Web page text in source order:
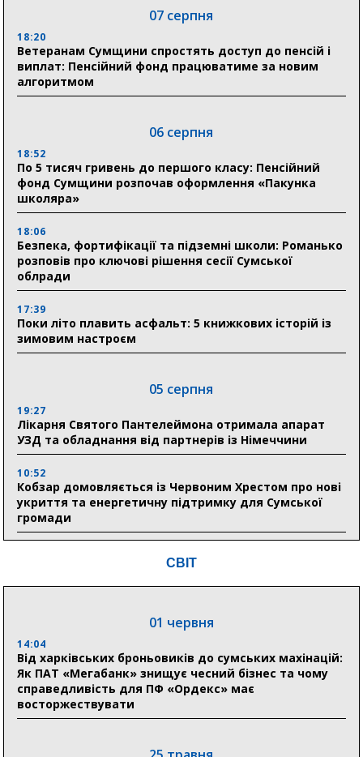
07 серпня
18:20
Ветеранам Сумщини спростять доступ до пенсій і
виплат: Пенсійний фонд працюватиме за новим
алгоритмом
06 серпня
18:52
По 5 тисяч гривень до першого класу: Пенсійний
фонд Сумщини розпочав оформлення «Пакунка
школяра»
18:06
Безпека, фортифікації та підземні школи: Романько
розповів про ключові рішення сесії Сумської
облради
17:39
Поки літо плавить асфальт: 5 книжкових історій із
зимовим настроєм
05 серпня
19:27
Лікарня Святого Пантелеймона отримала апарат
УЗД та обладнання від партнерів із Німеччини
10:52
Кобзар домовляється із Червоним Хрестом про нові
укриття та енергетичну підтримку для Сумської
громади
Понад 8 мільйонів книжок згоріли. Як допомогти
04 серпня
20:41
Пенсійний фонд Сумщини спрямував 0,2 млрд грн
на пенсії, страхові виплати та підтримку
прифронтових громад
03 серпня
СВІТ
01 червня
14:04
Від харківських броньовиків до сумських махінацій:
Як ПАТ «Мегабанк» знищує чесний бізнес та чому
справедливість для ПФ «Ордекс» має
восторжествувати